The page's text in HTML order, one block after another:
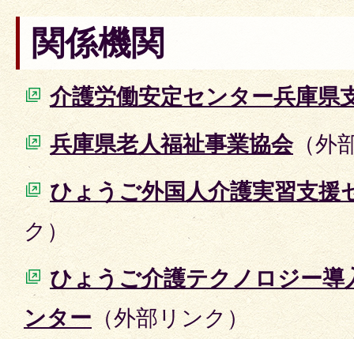
関係機関
介護労働安定センター兵庫県
兵庫県老人福祉事業協会（外
ひょうご外国人介護実習支援
ク）
ひょうご介護テクノロジー導
ンター（外部リンク）